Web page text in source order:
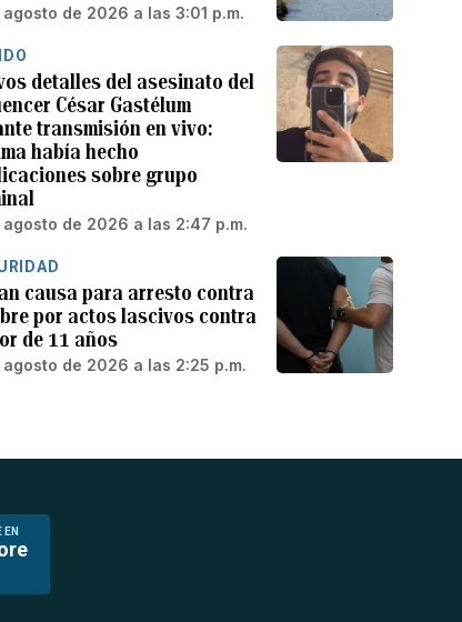
de 2026 a las 3:01 p.m.
detalles del asesinato del
César Gastélum
transmisión en vivo:
había hecho
sobre grupo
agosto de 2026 a las 2:47 p.m.
causa para arresto contra
por actos lascivos contra
de 11 años
de 2026 a las 2:25 p.m.
EN